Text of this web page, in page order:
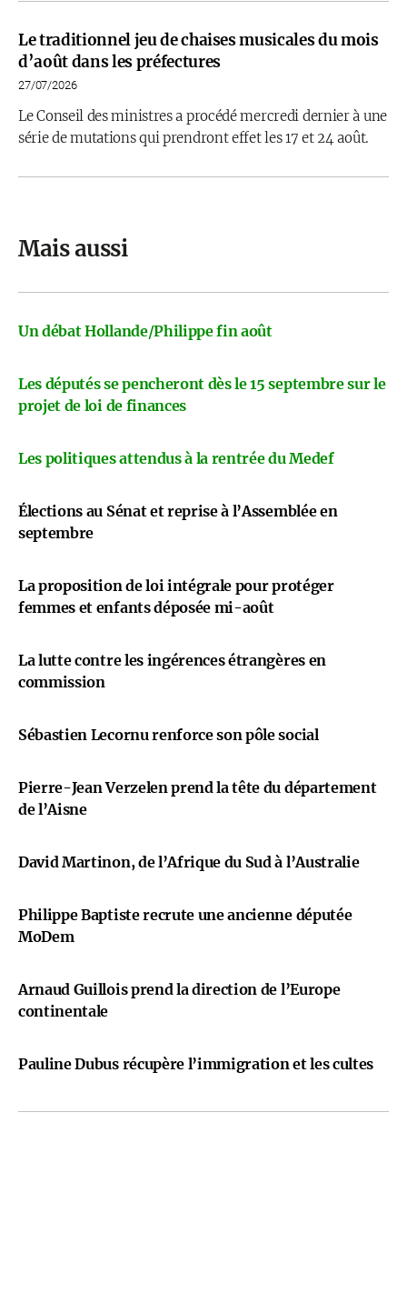
Le traditionnel jeu de chaises musicales du mois
d’août dans les préfectures
27/07/2026
Le Conseil des ministres a procédé mercredi dernier à une
série de mutations qui prendront effet les 17 et 24 août.
Mais aussi
Un débat Hollande/Philippe fin août
Les députés se pencheront dès le 15 septembre sur le
projet de loi de finances
Les politiques attendus à la rentrée du Medef
Élections au Sénat et reprise à l’Assemblée en
septembre
La proposition de loi intégrale pour protéger
femmes et enfants déposée mi-août
La lutte contre les ingérences étrangères en
commission
Sébastien Lecornu renforce son pôle social
Pierre-Jean Verzelen prend la tête du département
de l’Aisne
David Martinon, de l’Afrique du Sud à l’Australie
Philippe Baptiste recrute une ancienne députée
MoDem
Arnaud Guillois prend la direction de l’Europe
continentale
Pauline Dubus récupère l’immigration et les cultes